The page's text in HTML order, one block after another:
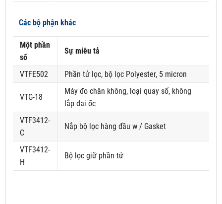
Các bộ phận khác
Một phần
số
Sự miêu tả
VTFE502 Phần tử lọc, bộ lọc Polyester, 5 micron
VTG-18
Máy đo chân không, loại quay số, không
lắp đai ốc
VTF3412-
C
Nắp bộ lọc hàng đầu w / Gasket
VTF3412-
H
Bộ lọc giữ phần tử